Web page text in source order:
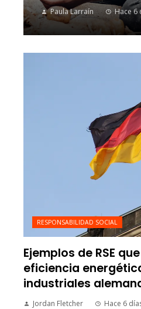
Paula Larraín Hace 6
RESPONSABILIDAD SOCIAL
Ejemplos de RSE
eficiencia
industriales
Jordan Fletcher Hace 6